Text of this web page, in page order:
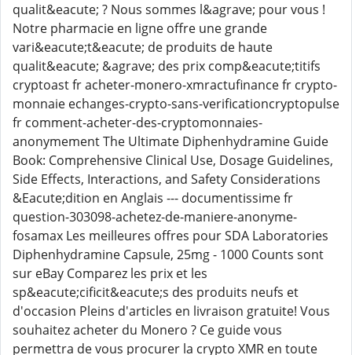
qualit&eacute; ? Nous sommes l&agrave; pour vous !
Notre pharmacie en ligne offre une grande
vari&eacute;t&eacute; de produits de haute
qualit&eacute; &agrave; des prix comp&eacute;titifs
cryptoast fr acheter-monero-xmractufinance fr crypto-
monnaie echanges-crypto-sans-verificationcryptopulse
fr comment-acheter-des-cryptomonnaies-
anonymement The Ultimate Diphenhydramine Guide
Book: Comprehensive Clinical Use, Dosage Guidelines,
Side Effects, Interactions, and Safety Considerations
&Eacute;dition en Anglais --- documentissime fr
question-303098-achetez-de-maniere-anonyme-
fosamax Les meilleures offres pour SDA Laboratories
Diphenhydramine Capsule, 25mg - 1000 Counts sont
sur eBay Comparez les prix et les
sp&eacute;cificit&eacute;s des produits neufs et
d'occasion Pleins d'articles en livraison gratuite! Vous
souhaitez acheter du Monero ? Ce guide vous
permettra de vous procurer la crypto XMR en toute